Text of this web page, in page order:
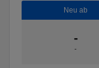
Neu ab
-
-